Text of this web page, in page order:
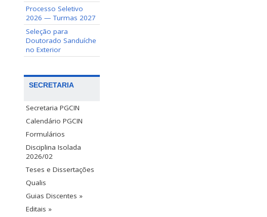
Processo Seletivo
2026 — Turmas 2027
Seleção para
Doutorado Sanduíche
no Exterior
SECRETARIA
Secretaria PGCIN
Calendário PGCIN
Formulários
Disciplina Isolada
2026/02
Teses e Dissertações
Qualis
Guias Discentes »
Editais »